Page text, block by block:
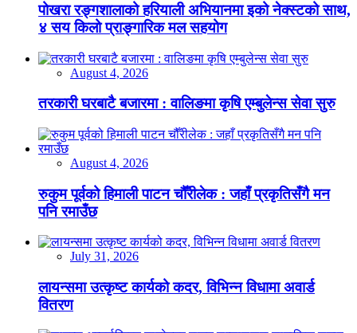
पोखरा रङ्गशालाको हरियाली अभियानमा इको नेक्स्टको साथ,
४ सय किलो प्राङ्गारिक मल सहयोग
August 4, 2026
तरकारी घरबाटै बजारमा : वालिङमा कृषि एम्बुलेन्स सेवा सुरु
August 4, 2026
रुकुम पूर्वको हिमाली पाटन चौँरीलेक : जहाँ प्रकृतिसँगै मन
पनि रमाउँछ
July 31, 2026
लायन्समा उत्कृष्ट कार्यको कदर, विभिन्न विधामा अवार्ड
वितरण